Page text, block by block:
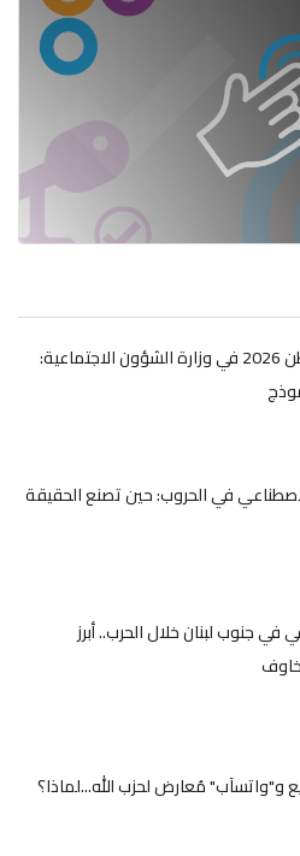
موازنة المواطن 2026 في وزارة الشؤون الاجتماعية:
في الحروب: حين تصنع الحقيقة
في جنوب لبنان خلال الحرب.. أبرز
و"واتسآب" مُعارض لحزب الله...لماذا؟